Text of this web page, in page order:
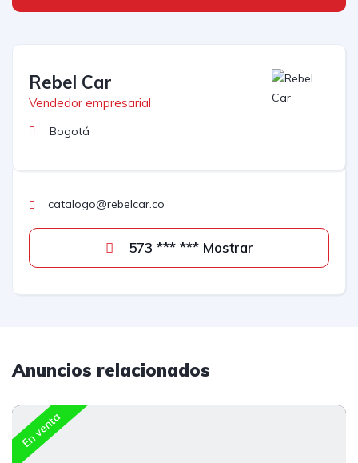
Rebel Car
Vendedor empresarial
Bogotá
catalogo@rebelcar.co
573 *** *** Mostrar
Anuncios relacionados
En venta